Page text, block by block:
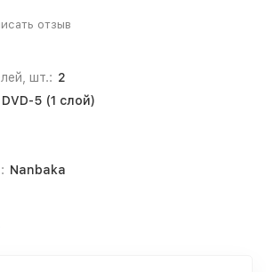
отзыв
шт.: 2
DVD-5 (1 слой)
Nanbaka